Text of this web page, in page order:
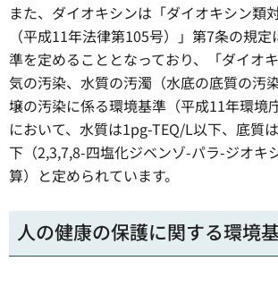
また、ダイオキシンは「ダイオキシン類
（平成11年法律第105号）」第7条の規
準を定めることとなっており、「ダイオ
気の汚染、水質の汚濁（水底の底質の汚
壌の汚染に係る環境基準（平成11年環境
において、水質は1pg-TEQ/L以下、底質
下（2,3,7,8-四塩化ジベンゾ-パラ-ジオキ
算）と定められています。
人の健康の保護に関する環境